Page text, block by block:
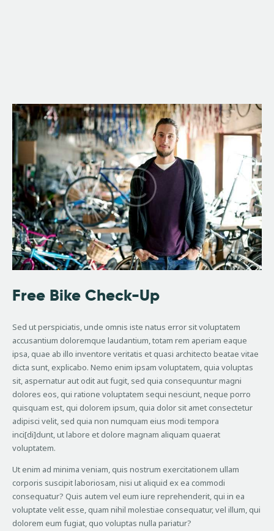
Rental Bikes
Sale Bikes
Services
About Us
Free Bike Check-Up
Sed ut perspiciatis, unde omnis iste natus error sit voluptatem
accusantium doloremque laudantium, totam rem aperiam eaque
ipsa, quae ab illo inventore veritatis et quasi architecto beatae vitae
dicta sunt, explicabo. Nemo enim ipsam voluptatem, quia voluptas
sit, aspernatur aut odit aut fugit, sed quia consequuntur magni
dolores eos, qui ratione voluptatem sequi nesciunt, neque porro
quisquam est, qui dolorem ipsum, quia dolor sit amet consectetur
adipisci velit, sed quia non numquam eius modi tempora
inci[di]dunt, ut labore et dolore magnam aliquam quaerat
voluptatem.
Ut enim ad minima veniam, quis nostrum exercitationem ullam
corporis suscipit laboriosam, nisi ut aliquid ex ea commodi
consequatur? Quis autem vel eum iure reprehenderit, qui in ea
voluptate velit esse, quam nihil molestiae consequatur, vel illum, qui
dolorem eum fugiat, quo voluptas nulla pariatur?